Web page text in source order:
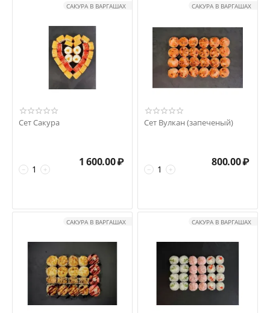
САКУРА В ВАРГАШАХ
Сет Сакура
+
−
1 600.00₽
САКУРА В ВАРГАШАХ
Сет Вулкан (запеченый)
+
−
800.00₽
САКУРА В ВАРГАШАХ САКУРА В ВАРГАШАХ